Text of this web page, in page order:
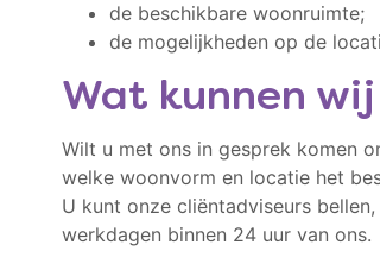
de beschikbare woonruimte;
de mogelijkheden op de
Wat kunnen
Wilt u met ons in gesprek komen
welke woonvorm en locatie het
U kunt onze cliëntadviseurs
werkdagen binnen 24 uur van ons.